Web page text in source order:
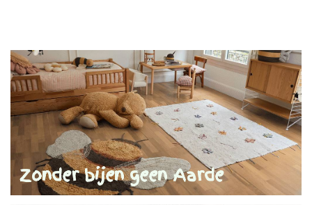
Zonder bijen geen Aarde